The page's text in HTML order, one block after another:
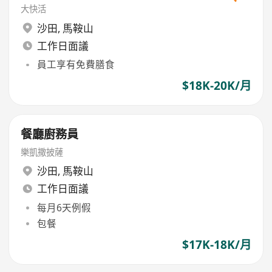
大快活
沙田, 馬鞍山
工作日面議
員工享有免費膳食
$18K-20K/月
餐廳廚務員
樂凱撒披薩
沙田, 馬鞍山
工作日面議
每月6天例假
包餐
$17K-18K/月